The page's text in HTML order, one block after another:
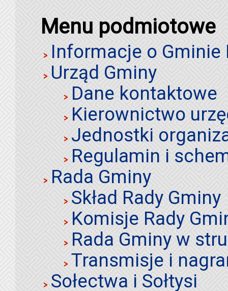
Menu podmiotowe
Informacje o Gminie
Urząd Gminy
Dane kontaktowe
Kierownictwo
Jednostki
Regulamin i
Rada Gminy
Skład Rady Gminy
Komisje Rady
Rada Gminy w
Transmisje i
Sołectwa i Sołtysi